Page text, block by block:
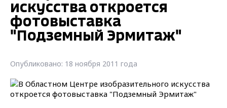
искусства откроется
фотовыставка
"Подземный Эрмитаж"
Опубликовано: 18 ноября 2011 года